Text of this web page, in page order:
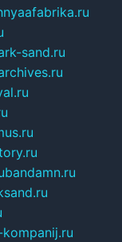
sand.ru
bandamn.ru